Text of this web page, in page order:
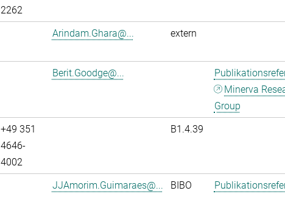
2262
Arindam.Ghara@... extern
Berit.Goodge@...
Minerva
Group
+49 351
4646-
4002
B1.4.39
JJAmorim.Guimaraes@... BIBO